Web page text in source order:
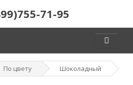
71-95
По цвету Шоколадный